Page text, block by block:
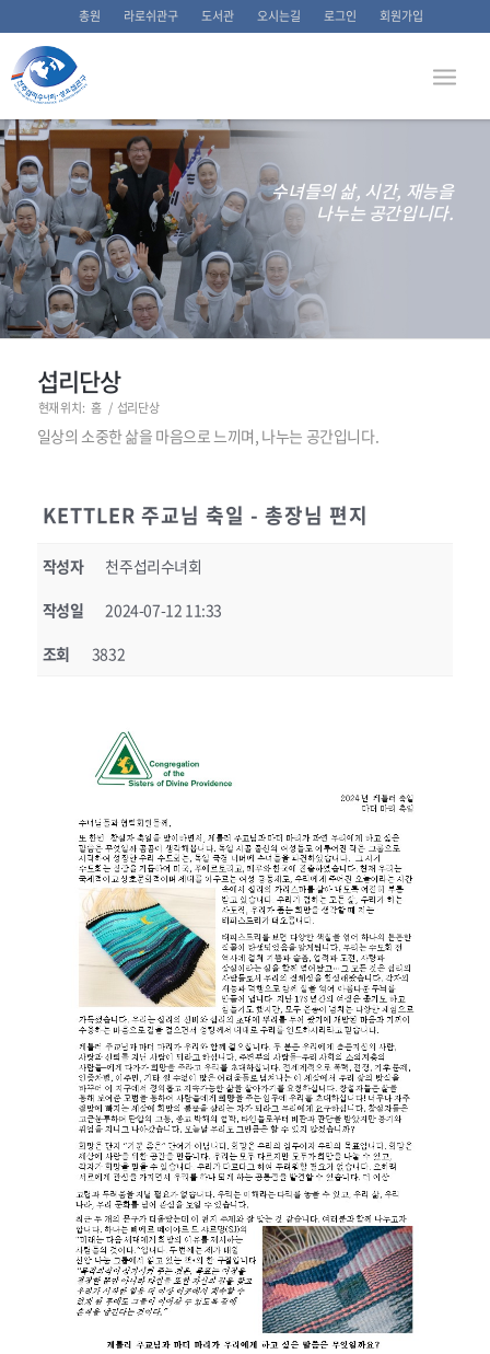
총원 라로쉬관구 도서관 오시는길 로그인 회원가입
수녀들의 삶, 시간, 재능을
나누는 공간입니다.
섭리단상
현재 위치: 홈 / 섭리단상
일상의 소중한 삶을 마음으로 느끼며, 나누는 공간입니다.
KETTLER 주교님 축일 - 총장님 편지
작성자
천주섭리수녀회
작성일
2024-07-12 11:33
조회
3832